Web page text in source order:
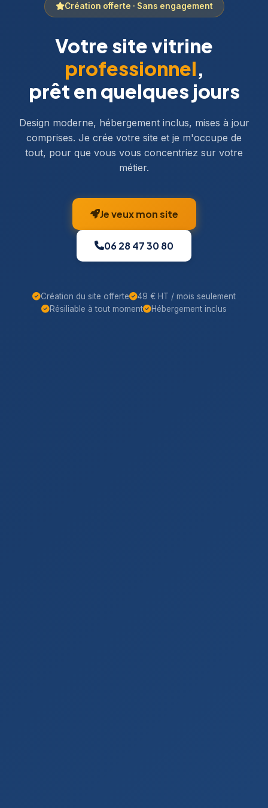
Création offerte · Sans engagement
Votre site vitrine
professionnel,
prêt en quelques jours
Design moderne, hébergement inclus, mises à jour
comprises. Je crée votre site et je m'occupe de
tout, pour que vous vous concentriez sur votre
métier.
Je veux mon site
06 28 47 30 80
Création du site offerte
49 € HT / mois seulement
Résiliable à tout moment
Hébergement inclus